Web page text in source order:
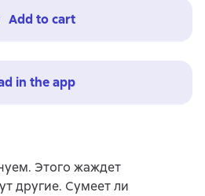
Add to cart
in the app
Этого жаждет
другие. Сумеет ли